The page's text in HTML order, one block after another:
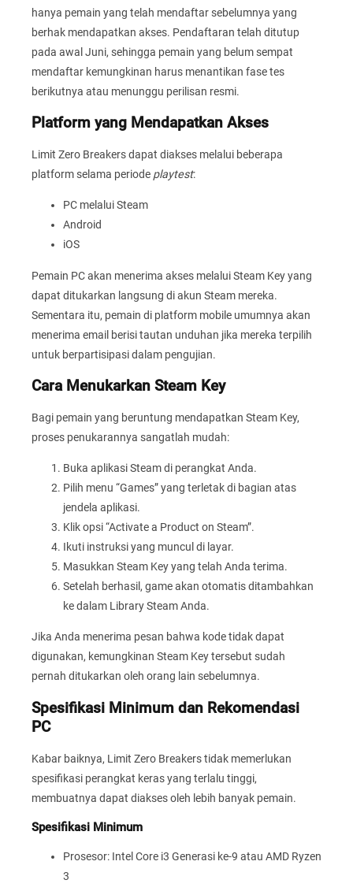
hanya pemain yang telah mendaftar sebelumnya yang
berhak mendapatkan akses. Pendaftaran telah ditutup
pada awal Juni, sehingga pemain yang belum sempat
mendaftar kemungkinan harus menantikan fase tes
berikutnya atau menunggu perilisan resmi.
Platform yang Mendapatkan Akses
Limit Zero Breakers dapat diakses melalui beberapa
platform selama periode playtest:
PC melalui Steam
Android
iOS
Pemain PC akan menerima akses melalui Steam Key yang
dapat ditukarkan langsung di akun Steam mereka.
Sementara itu, pemain di platform mobile umumnya akan
menerima email berisi tautan unduhan jika mereka terpilih
untuk berpartisipasi dalam pengujian.
Cara Menukarkan Steam Key
Bagi pemain yang beruntung mendapatkan Steam Key,
proses penukarannya sangatlah mudah:
Buka aplikasi Steam di perangkat Anda.
Pilih menu “Games” yang terletak di bagian atas
jendela aplikasi.
Klik opsi “Activate a Product on Steam”.
Ikuti instruksi yang muncul di layar.
Masukkan Steam Key yang telah Anda terima.
Setelah berhasil, game akan otomatis ditambahkan
ke dalam Library Steam Anda.
Jika Anda menerima pesan bahwa kode tidak dapat
digunakan, kemungkinan Steam Key tersebut sudah
pernah ditukarkan oleh orang lain sebelumnya.
Spesifikasi Minimum dan Rekomendasi
PC
Kabar baiknya, Limit Zero Breakers tidak memerlukan
spesifikasi perangkat keras yang terlalu tinggi,
membuatnya dapat diakses oleh lebih banyak pemain.
Spesifikasi Minimum
Prosesor: Intel Core i3 Generasi ke-9 atau AMD Ryzen
3